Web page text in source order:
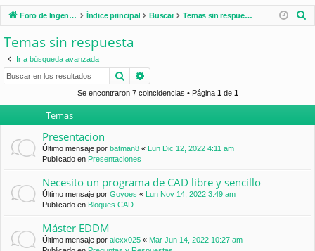
ac
es
rá
pi
os
nt
ifi
ist
ra
Foro de Ingenieria Civil & Arquitectura Índice principal Buscar Temas sin respuesta
Temas sin respuesta
Ir a búsqueda avanzada
Buscar
Se encontraron 7 coincidencias • Página 1de 1
Temas
Presentacion
Último mensaje por batman8 «
Lun Dic 12, 2022 4:11 am
Publicado en Presentaciones
Necesito un programa de CAD libre y sencillo
Último mensaje por Goyoes «
Lun Nov 14, 2022 3:49 am
Publicado en Bloques CAD
Máster EDDM
Último mensaje por alexx025 « Mar Jun 14, 2022 10:27 am